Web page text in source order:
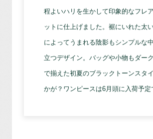
程よいハリを生かして印象的なフレ
ットに仕上げました。裾にいれた太
によってうまれる陰影もシンプルな
立つデザイン。バッグや小物もダー
で揃えた初夏のブラックトーンスタ
かが？ワンピースは6月頭に入荷予定